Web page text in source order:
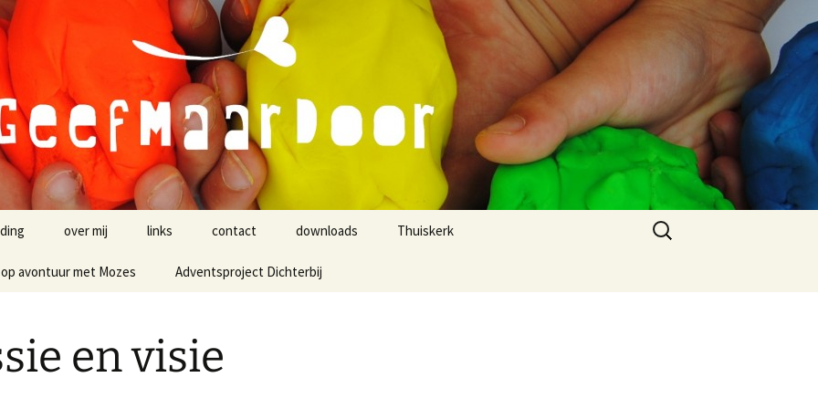
bij
over mij links
links op het gebied van
geloofsopvoeding
contact downloads
Gebed voor mijn kinderen
Thuiskerk
avontuur met Mozes
avontuur met
Adventsproject Dichterbij
Zoeken
naar:
en visie